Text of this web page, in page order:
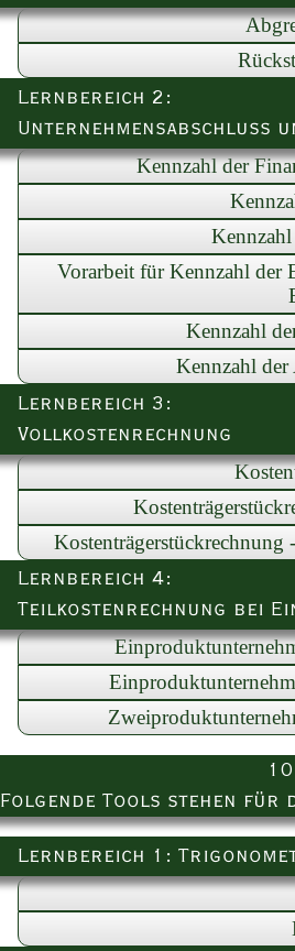
Lernbereich 2:
Unternehmensabschluss
Kennzahl der
Vorarbeit für Kennzahl der
Kennzahl
Kennzahl
Lernbereich 3:
Vollkostenrechnung
Lernbereich 4:
Teilkostenrechnung bei
Folgende Tools stehen für
Lernbereich 1: